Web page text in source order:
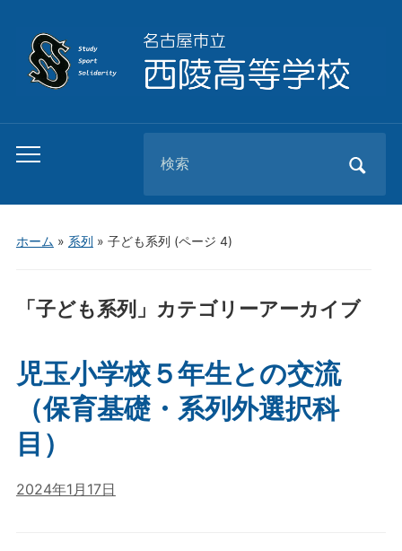
Toggle
menu
for:
ホーム » 系列 » 子ども系列 (ページ 4)
「 子ども系列 」カテゴリーアーカイブ
児玉小学校５年生との交流
（保育基礎・系列外選択科
目）
2024年1月17日